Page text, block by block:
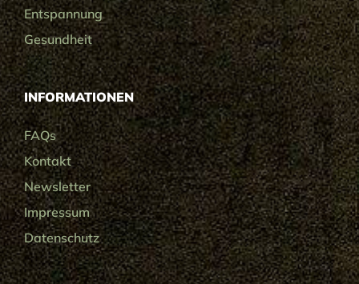
Entspannung
Gesundheit
INFORMATIONEN
FAQs
Kontakt
Newsletter
Impressum
Datenschutz